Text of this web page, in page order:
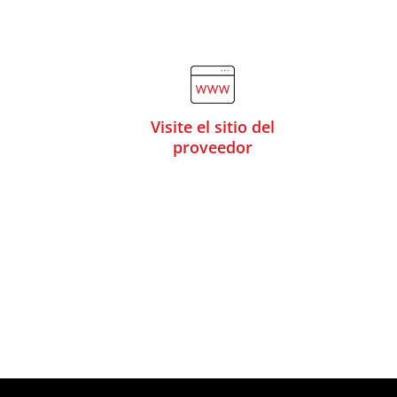
Visite el sitio del
proveedor